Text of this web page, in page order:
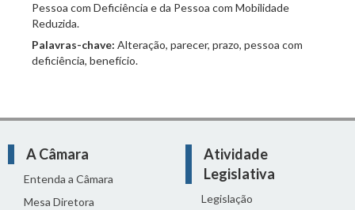
Pessoa com Deficiência e da Pessoa com Mobilidade
Reduzida.
Palavras-chave: Alteração, parecer, prazo, pessoa com
deficiência, benefício.
A Câmara
Entenda a Câmara
Mesa Diretora
Atividade
Legislativa
Legislação